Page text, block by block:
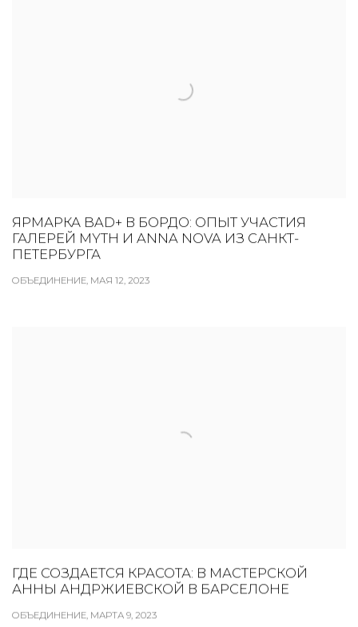
ЯРМАРКА BAD+ В БОРДО: ОПЫТ УЧАСТИЯ
ГАЛЕРЕЙ MYTH И ANNA NOVA ИЗ САНКТ-
ПЕТЕРБУРГА
ОБЪЕДИНЕНИЕ, МАЯ 12, 2023
ГДЕ СОЗДАЕТСЯ КРАСОТА: В МАСТЕРСКОЙ
АННЫ АНДРЖИЕВСКОЙ В БАРСЕЛОНЕ
ОБЪЕДИНЕНИЕ, МАРТА 9, 2023